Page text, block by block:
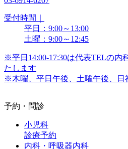
受付時間｜
平日：9:00～13:00
土曜：9:00～12:45
※平日14:00-17:30は代表TELの内
たします
※木曜、平日午後、土曜午後、日
予約・問診
小児科
診療予約
内科・呼吸器内科